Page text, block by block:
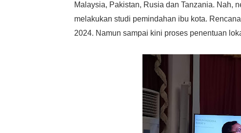
Malaysia, Pakistan, Rusia dan Tanzania. Nah,
melakukan studi pemindahan ibu kota.
2024. Namun sampai kini proses penentuan